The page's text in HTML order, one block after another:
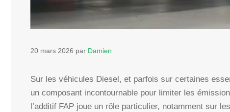
20 mars 2026 par Damien
Sur les véhicules Diesel, et parfois sur certaines
un composant incontournable pour limiter les
l’additif FAP joue un rôle particulier, notamment sur